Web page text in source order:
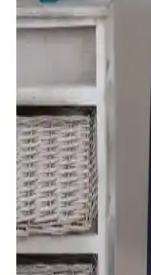
Kimono ve Şal Yaka
Kullanıcı Yorumları
Varol Dama serisinin
kalite pamuk ve su emme
memnuniyeti yüksek,
konfor sağlıyor.
Varol Dama ve
Karşılaştırması:
İki yüksek kaliteli pike
özellikleri, kullanıcı
ihtiyaçlarınıza en uygun
Varol Dama ve Orfe
Karşılaştırması: